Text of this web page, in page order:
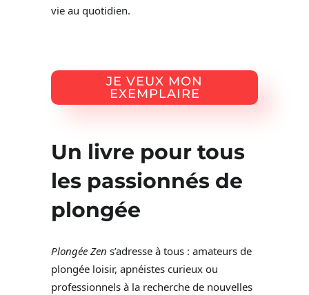
vie au quotidien.
JE VEUX MON
EXEMPLAIRE
Un livre pour tous
les passionnés de
plongée
Plongée Zen s’adresse à tous : amateurs de
plongée loisir, apnéistes curieux ou
professionnels à la recherche de nouvelles